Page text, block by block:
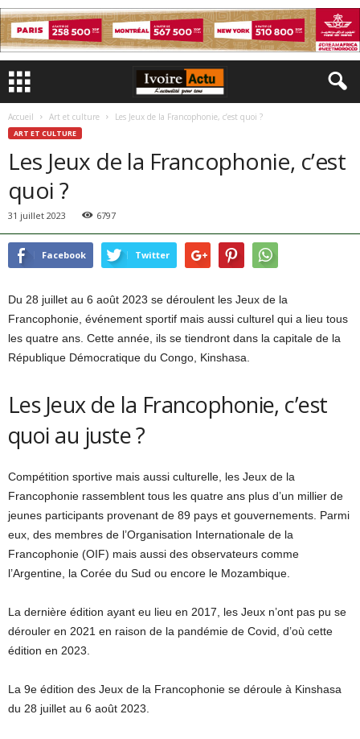
Accueil Art et culture Les Jeux de la Francophonie, c’est quoi ?
ART ET CULTURE
Les Jeux de la Francophonie, c’est
quoi ?
31 juillet 2023 6797
Facebook Twitter
Du 28 juillet au 6 août 2023 se déroulent les Jeux de la
Francophonie, événement sportif mais aussi culturel qui a lieu tous
les quatre ans. Cette année, ils se tiendront dans la capitale de la
République Démocratique du Congo, Kinshasa.
Les Jeux de la Francophonie, c’est
quoi au juste ?
Compétition sportive mais aussi culturelle, les Jeux de la
Francophonie rassemblent tous les quatre ans plus d’un millier de
jeunes participants provenant de 89 pays et gouvernements. Parmi
eux, des membres de l’Organisation Internationale de la
Francophonie (OIF) mais aussi des observateurs comme
l’Argentine, la Corée du Sud ou encore le Mozambique.
La dernière édition ayant eu lieu en 2017, les Jeux n’ont pas pu se
dérouler en 2021 en raison de la pandémie de Covid, d’où cette
édition en 2023.
La 9e édition des Jeux de la Francophonie se déroule à Kinshasa
du 28 juillet au 6 août 2023.